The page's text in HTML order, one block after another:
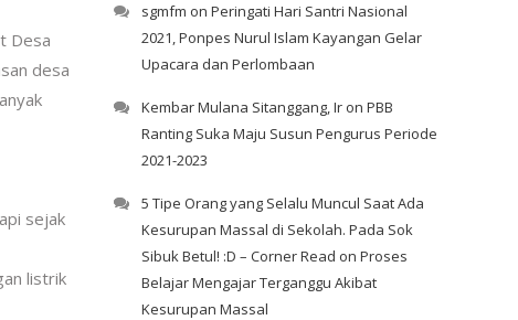
Desa
desa
sejak
listrik
sgmfm on Peringati Hari Santri Nasional
2021, Ponpes Nurul Islam Kayangan Gelar
Upacara dan Perlombaan
Kembar Mulana Sitanggang, Ir on PBB
Ranting Suka Maju Susun Pengurus Periode
2021-2023
5 Tipe Orang yang Selalu Muncul Saat Ada
Kesurupan Massal di Sekolah. Pada Sok
Sibuk Betul! :D – Corner Read on Proses
Belajar Mengajar Terganggu Akibat
Kesurupan Massal